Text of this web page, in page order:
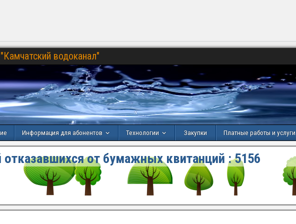
водоканал"
Информация для абонентов Технологии Закупки Платные работы и услуги
от бумажных квитанций :5156